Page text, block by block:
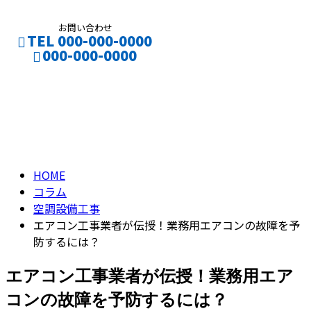
お問い合わせ
TEL 000-000-0000
000-000-0000
HOME
コラム
空調設備工事
エアコン工事業者が伝授！業務用エアコンの故障を予
防するには？
エアコン工事業者が伝授！業務用エア
コンの故障を予防するには？